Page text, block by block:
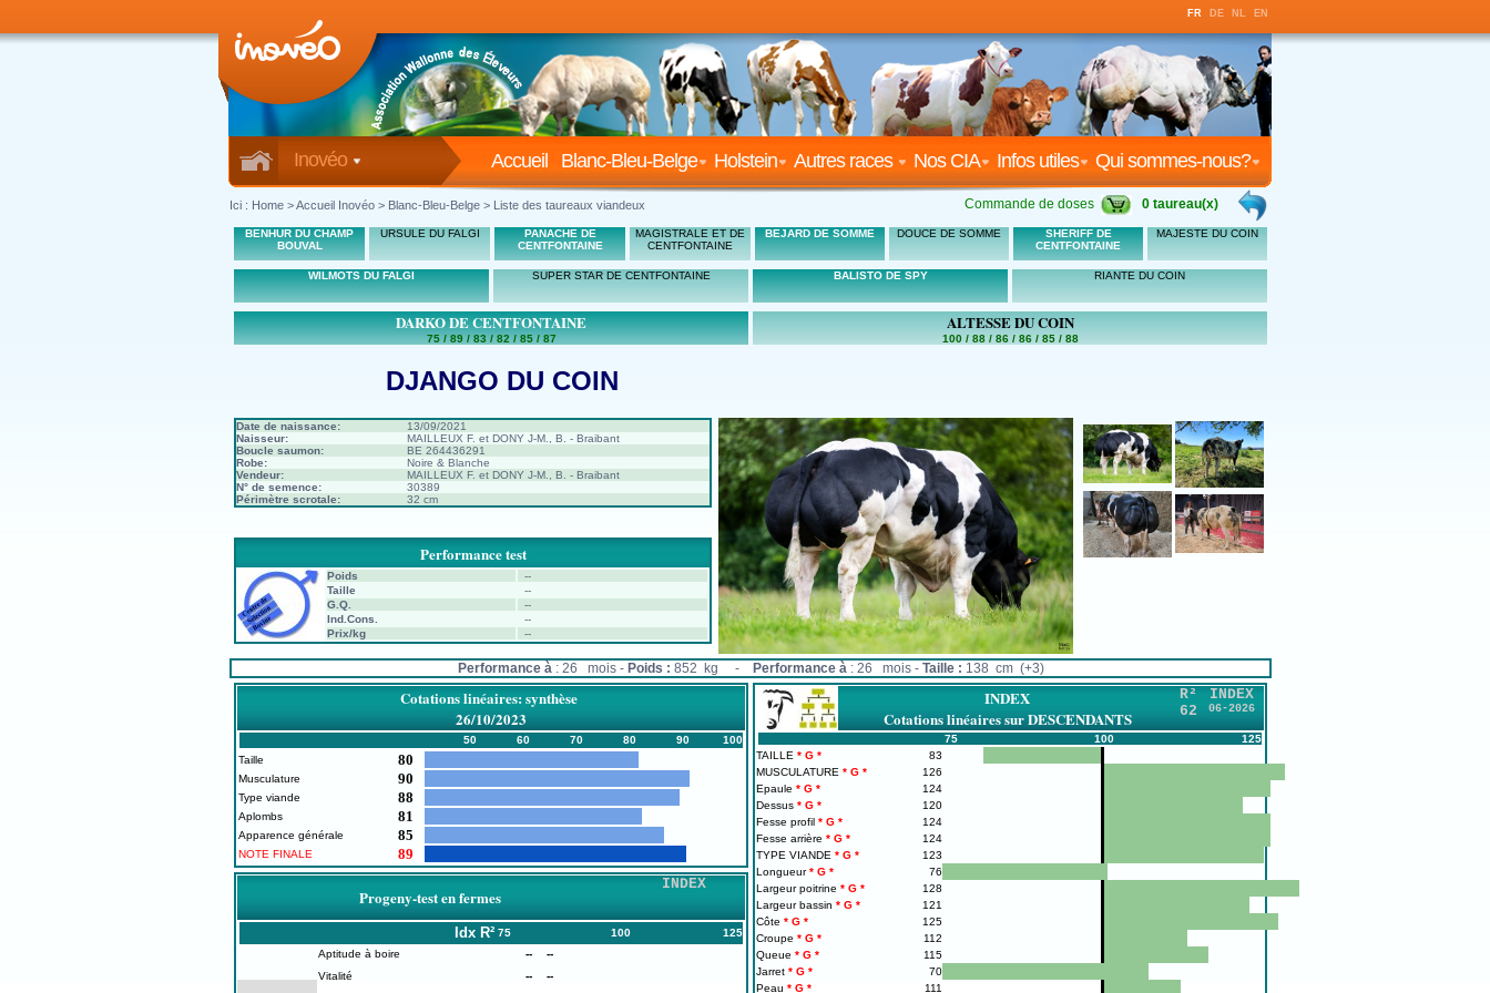
FR DE NL EN
Inovéo Qui sommes-nous?
Infos utiles
Nos CIA
Autres races
Holstein
Blanc-Bleu-Belge
Accueil
Ici : Home >Accueil Inovéo > Blanc-Bleu-Belge > Liste des taureaux viandeux Commande de doses 0 taureau(x)
BENHUR DU CHAMP
BOUVAL
URSULE DU FALGI
PANACHE DE
CENTFONTAINE
MAGISTRALE ET DE
CENTFONTAINE
BEJARD DE SOMME DOUCE DE SOMME
SHERIFF DE
CENTFONTAINE
MAJESTE DU COIN
WILMOTS DU FALGI SUPER STAR DE CENTFONTAINE BALISTO DE SPY RIANTE DU COIN
DARKO DE CENTFONTAINE
75 / 89 / 83 / 82 / 85 / 87
ALTESSE DU COIN
100 / 88 / 86 / 86 / 85 / 88
DJANGO DU COIN
Date de naissance:
13/09/2021
Naisseur:
MAILLEUX F. et DONY J-M., B. - Braibant
Boucle saumon:
BE 264436291
Robe:
Noire & Blanche
Vendeur:
MAILLEUX F. et DONY J-M., B. - Braibant
N° de semence:
30389
Périmètre scrotale:
32 cm
Performance test
Poids
--
Taille
--
G.Q.
--
Ind.Cons.
--
Prix/kg
--
Performance à: 26 mois - Poids : 852 kg - Performance à: 26 mois - Taille : 138 cm (+3)
Cotations linéaires: synthèse
26/10/2023
50 60 70 80 90
100
Taille
80
Musculature 90
Type viande 88
Aplombs 81
Apparence générale 85
NOTE FINALE 89
INDEX
Cotations linéaires sur DESCENDANTS
R²
62
INDEX
06-2026
75 100
125
TAILLE
83
MUSCULATURE
126
Epaule
124
Dessus
120
Fesse profil
124
Fesse arrière
124
TYPE VIANDE
123
Longueur
76
Largeur poitrine
128
Largeur bassin
121
Côte
125
Croupe
112
Queue
115
Jarret
70
Peau
111
Progeny-test en fermes
INDEX
Idx R² 75 100
125
Aptitude à boire
--
--
Vitalité
--
--